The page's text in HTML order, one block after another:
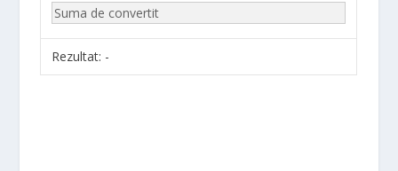
Rezultat: -